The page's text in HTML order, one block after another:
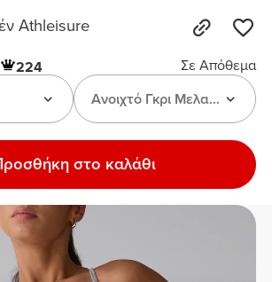
Athleisure
224
Σε Απόθεμα
Ανοιχτό Γκρι Μελανζέ
στο καλάθι